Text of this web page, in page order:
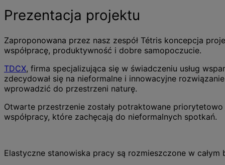
Prezentacja projektu
Zaproponowana przez nasz zespół Tétris koncepcja
współpracę, produktywność i dobre samopoczucie.
TDCX, firma specjalizująca się w świadczeniu usług
zdecydował się na nieformalne i innowacyjne
wprowadzić do przestrzeni naturę.
Otwarte przestrzenie zostały potraktowane
współpracy, które zachęcają do nieformalnych spotkań.
Elastyczne stanowiska pracy są rozmieszczone w